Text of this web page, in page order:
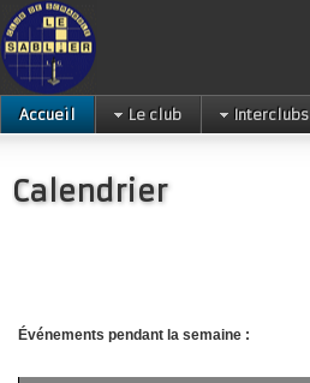
Accueil Le club Interclubs
Calendrier
Événements pendant la semaine :